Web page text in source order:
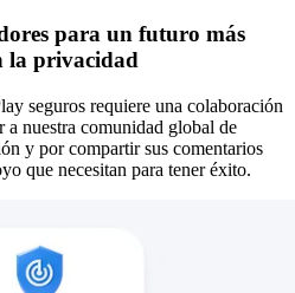
para un futuro más
la privacidad
seguros requiere una colaboración
a nuestra comunidad global de
y por compartir sus comentarios
que necesitan para tener éxito.